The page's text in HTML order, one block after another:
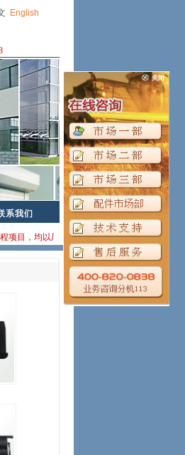
English
系我们
目，均以厂家直销方式为您提供方案咨询